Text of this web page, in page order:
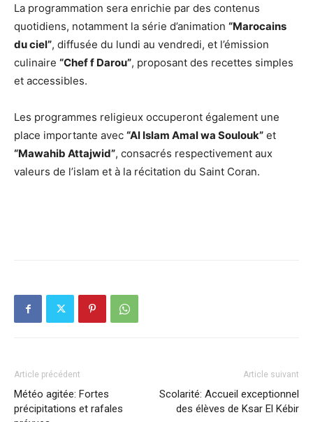
La programmation sera enrichie par des contenus
quotidiens, notamment la série d’animation “Marocains
du ciel”, diffusée du lundi au vendredi, et l’émission
culinaire “Chef f Darou”, proposant des recettes simples
et accessibles.
Les programmes religieux occuperont également une
place importante avec “Al Islam Amal wa Soulouk” et
“Mawahib Attajwid”, consacrés respectivement aux
valeurs de l’islam et à la récitation du Saint Coran.
Article précédent
Météo agitée: Fortes
précipitations et rafales
Article suivant
Scolarité: Accueil exceptionnel
des élèves de Ksar El Kébir